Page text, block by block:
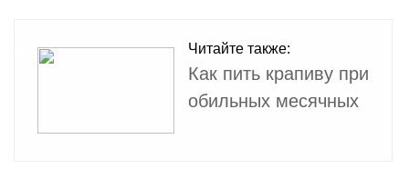
Читайте также:
Как пить крапиву при
обильных месячных